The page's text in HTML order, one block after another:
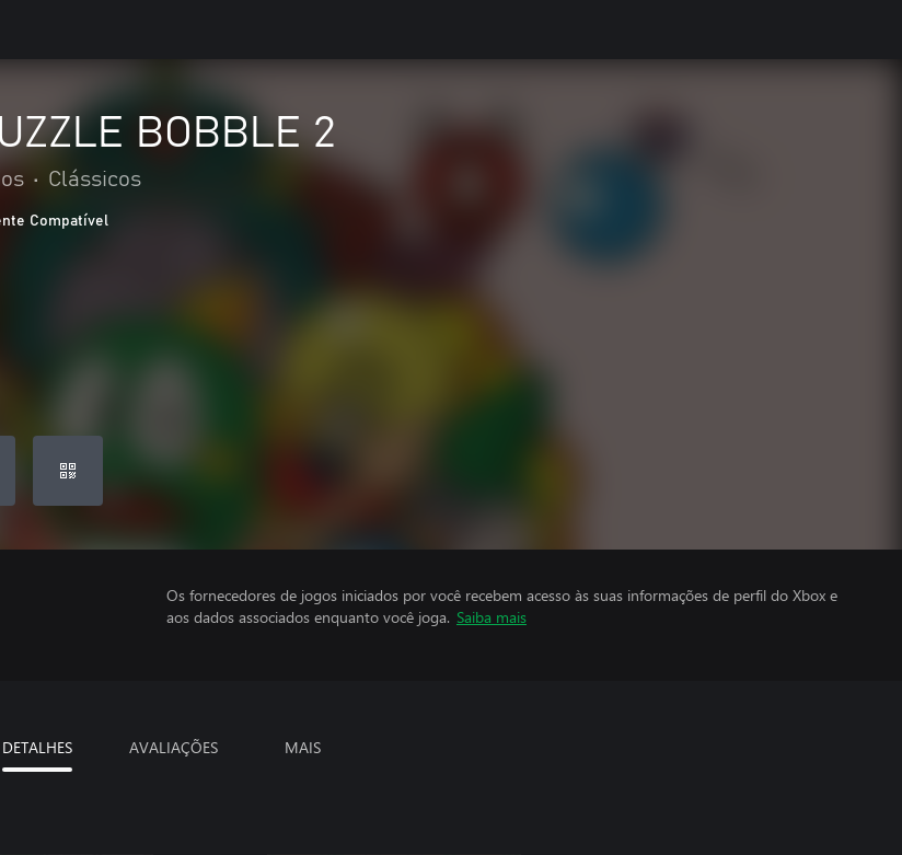
BOBBLE 2
• Clássicos
Compatível
Os fornecedores de jogos iniciados por você recebem acesso às suas informações de perfil do Xbox e
aos dados associados enquanto você joga. Saiba mais
DETALHES AVALIAÇÕES MAIS